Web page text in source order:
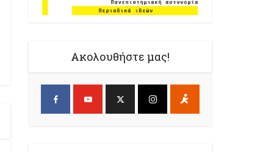
Ακολουθήστε μας!